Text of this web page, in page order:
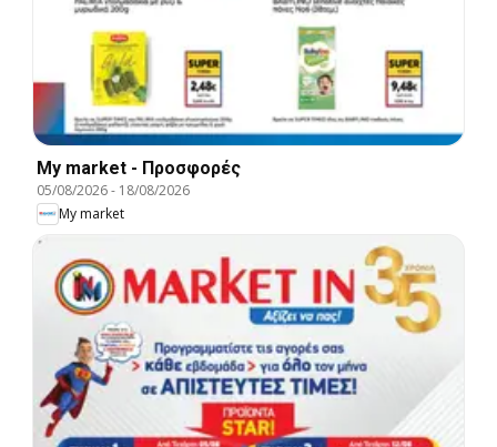
My market - Προσφορές
05/08/2026- 18/08/2026
My market